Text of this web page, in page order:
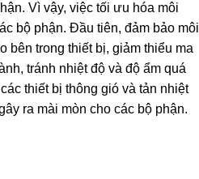
Vì vậy, việc tối ưu hóa môi
bộ phận. Đầu tiên, đảm bảo môi
bên trong thiết bị, giảm thiểu ma
tránh nhiệt độ và độ ẩm quá
thiết bị thông gió và tản nhiệt
ra mài mòn cho các bộ phận.